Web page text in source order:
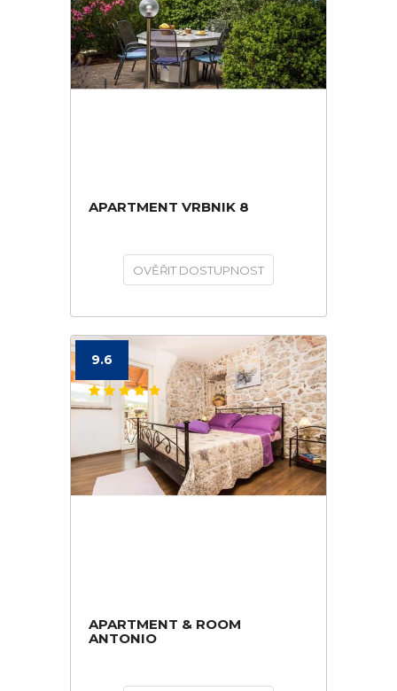
APARTMENT VRBNIK 8
OVĚŘIT DOSTUPNOST
9.6
APARTMENT & ROOM
ANTONIO